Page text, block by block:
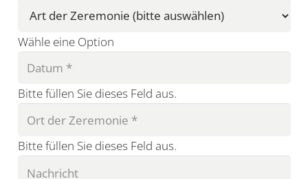
Wähle eine Option
Bitte füllen Sie dieses Feld aus.
Bitte füllen Sie dieses Feld aus.